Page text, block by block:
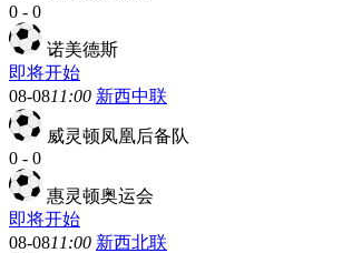
0 - 0
诺美德斯
即将开始
08-0811:00 新西中联
威灵顿凤凰后备队
0 - 0
惠灵顿奥运会
即将开始
08-0811:00 新西北联